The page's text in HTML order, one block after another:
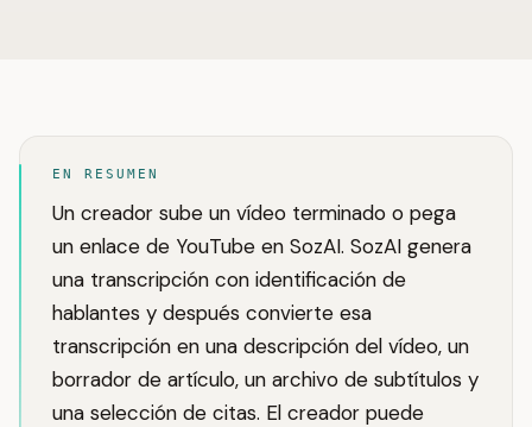
EN RESUMEN
Un creador sube un vídeo terminado o pega
un enlace de YouTube en SozAI. SozAI genera
una transcripción con identificación de
hablantes y después convierte esa
transcripción en una descripción del vídeo, un
borrador de artículo, un archivo de subtítulos y
una selección de citas. El creador puede